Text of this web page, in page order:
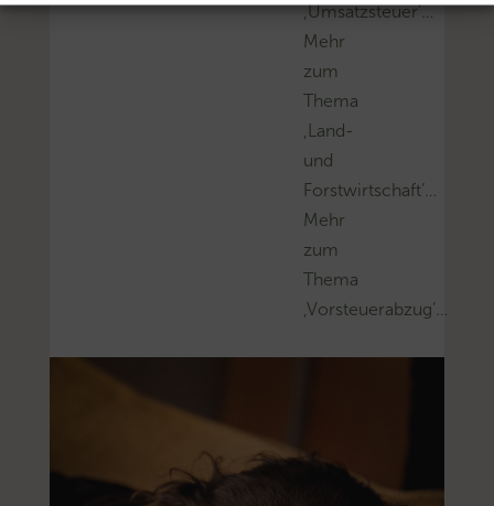
‚Umsatzsteuer’…
Mehr
zum
Thema
‚Land-
und
Forstwirtschaft’…
Mehr
zum
Thema
‚Vorsteuerabzug’…